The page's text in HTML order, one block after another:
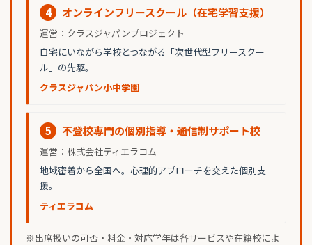
4 オンラインフリースクール（在宅学習支援）
運営：クラスジャパンプロジェクト
自宅にいながら学校とつながる「次世代型フリースクー
ル」の先駆。
クラスジャパン小中学園
5 不登校専門の個別指導・通信制サポート校
運営：株式会社ティエラコム
地域密着から全国へ。心理的アプローチを交えた個別支
援。
ティエラコム
※出席扱いの可否・料金・対応学年は各サービスや在籍校によ